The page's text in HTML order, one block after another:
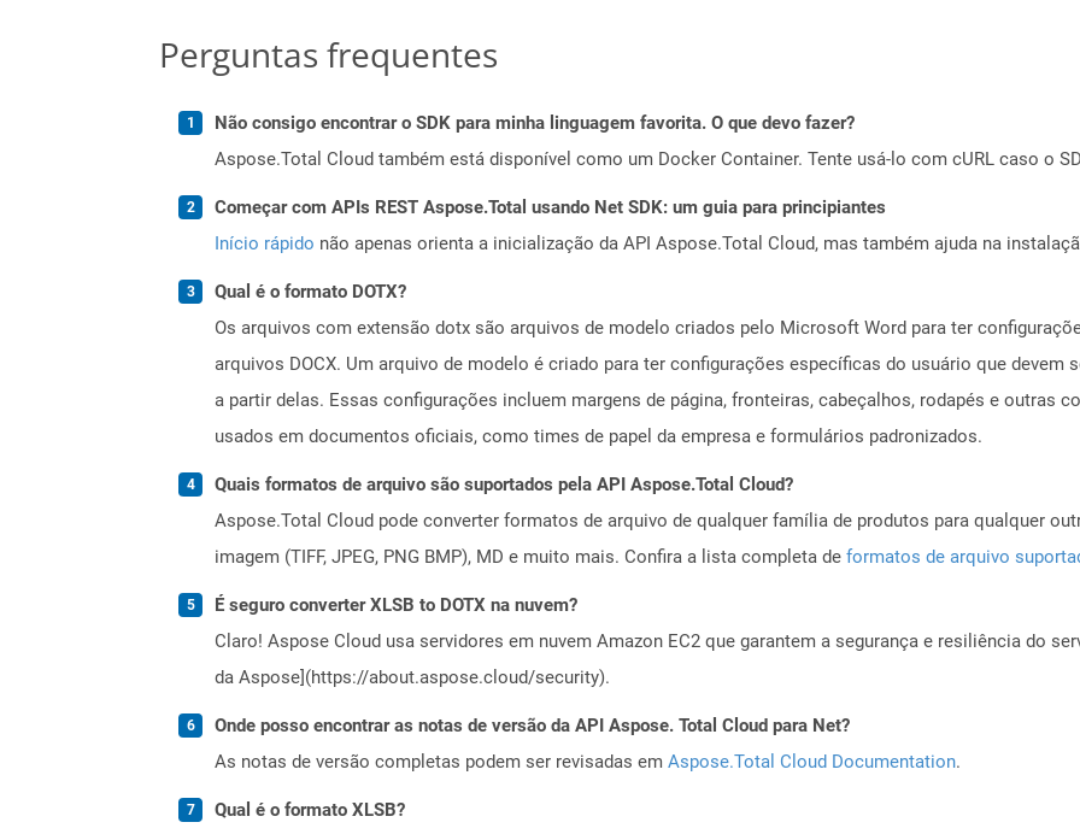
Perguntas frequentes
Não consigo encontrar o SDK para minha linguagem favorita. O que devo fazer?
Aspose.Total Cloud também está disponível como um Docker Container. Tente usá-lo com cURL caso o
Começar com APIs REST Aspose.Total usando Net SDK: um guia para principiantes
Início rápido não apenas orienta a inicialização da API Aspose.Total Cloud, mas também ajuda na
Qual é o formato DOTX?
Os arquivos com extensão dotx são arquivos de modelo criados pelo Microsoft Word para ter
arquivos DOCX. Um arquivo de modelo é criado para ter configurações específicas do usuário que devem
a partir delas. Essas configurações incluem margens de página, fronteiras, cabeçalhos, rodapés e outras
usados ​​em documentos oficiais, como times de papel da empresa e formulários padronizados.
Quais formatos de arquivo são suportados pela API Aspose.Total Cloud?
Aspose.Total Cloud pode converter formatos de arquivo de qualquer família de produtos para qualquer
imagem (TIFF, JPEG, PNG BMP), MD e muito mais. Confira a lista completa de formatos de arquivo
É seguro converter XLSB to DOTX na nuvem?
Claro! Aspose Cloud usa servidores em nuvem Amazon EC2 que garantem a segurança e resiliência do
da Aspose](https://about.aspose.cloud/security).
Onde posso encontrar as notas de versão da API Aspose. Total Cloud para Net?
As notas de versão completas podem ser revisadas em Aspose.Total Cloud Documentation.
Qual é o formato XLSB?